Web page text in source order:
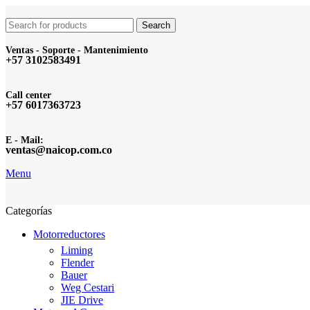
Search
Ventas - Soporte - Mantenimiento
+57 3102583491
Call center
+57 6017363723
E - Mail:
ventas@naicop.com.co
Menu
Categorías
Motorreductores
Liming
Flender
Bauer
Weg Cestari
JIE Drive